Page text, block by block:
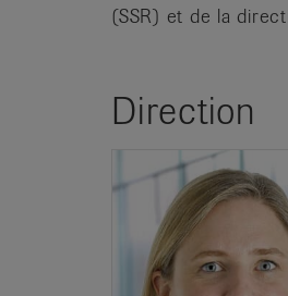
(SSR) et de la
Direction